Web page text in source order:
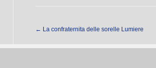
← La confraternita delle sorelle Lumiere